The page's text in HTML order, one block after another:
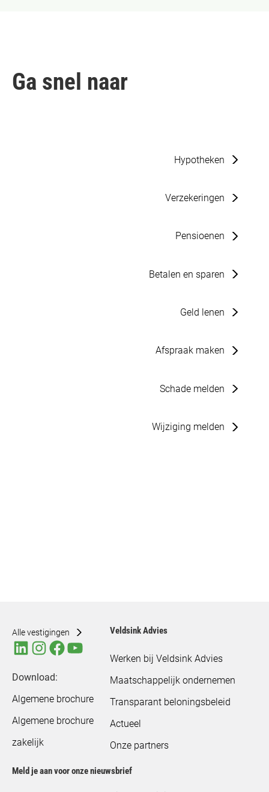
Ga snel naar
Hypotheken
Verzekeringen
Pensioenen
Betalen en sparen
Geld lenen
Afspraak maken
Schade melden
Wijziging melden
Alle vestigingen
Download:
Algemene brochure
Algemene brochure
zakelijk
Veldsink Advies
Werken bij Veldsink Advies
Maatschappelijk ondernemen
Transparant beloningsbeleid
Actueel
Onze partners
Meld je aan voor onze nieuwsbrief